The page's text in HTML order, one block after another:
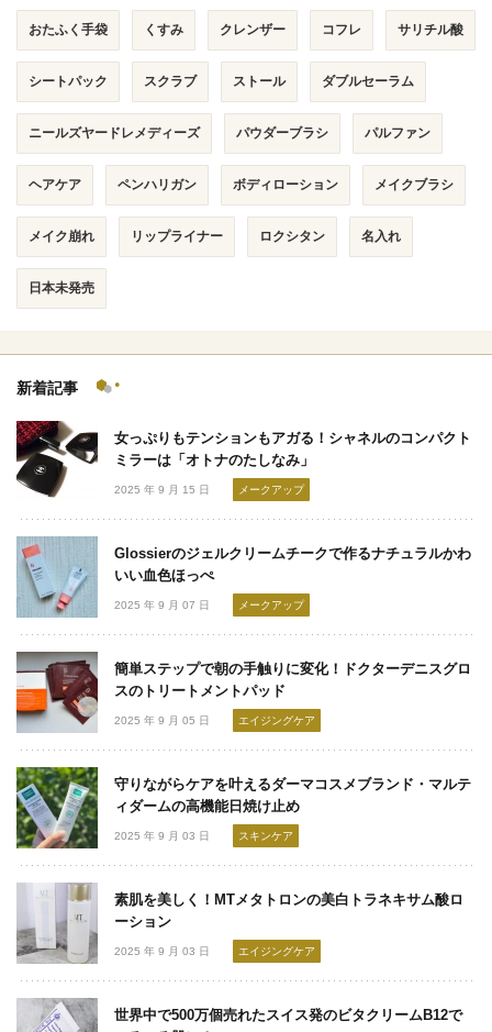
おたふく手袋 くすみ クレンザー コフレ サリチル酸
シートパック スクラブ ストール ダブルセーラム
ニールズヤードレメディーズ パウダーブラシ パルファン
ヘアケア ペンハリガン ボディローション メイクブラシ
メイク崩れ リップライナー ロクシタン 名入れ
日本未発売
新着記事
女っぷりもテンションもアガる！シャネルのコンパクト
ミラーは「オトナのたしなみ」
2025 年 9 月 15 日 メークアップ
Glossierのジェルクリームチークで作るナチュラルかわ
いい血色ほっぺ
2025 年 9 月 07 日 メークアップ
簡単ステップで朝の手触りに変化！ドクターデニスグロ
スのトリートメントパッド
2025 年 9 月 05 日 エイジングケア
守りながらケアを叶えるダーマコスメブランド・マルテ
ィダームの高機能日焼け止め
2025 年 9 月 03 日 スキンケア
素肌を美しく！MTメタトロンの美白トラネキサム酸ロ
ーション
2025 年 9 月 03 日 エイジングケア
世界中で500万個売れたスイス発のビタクリームB12で